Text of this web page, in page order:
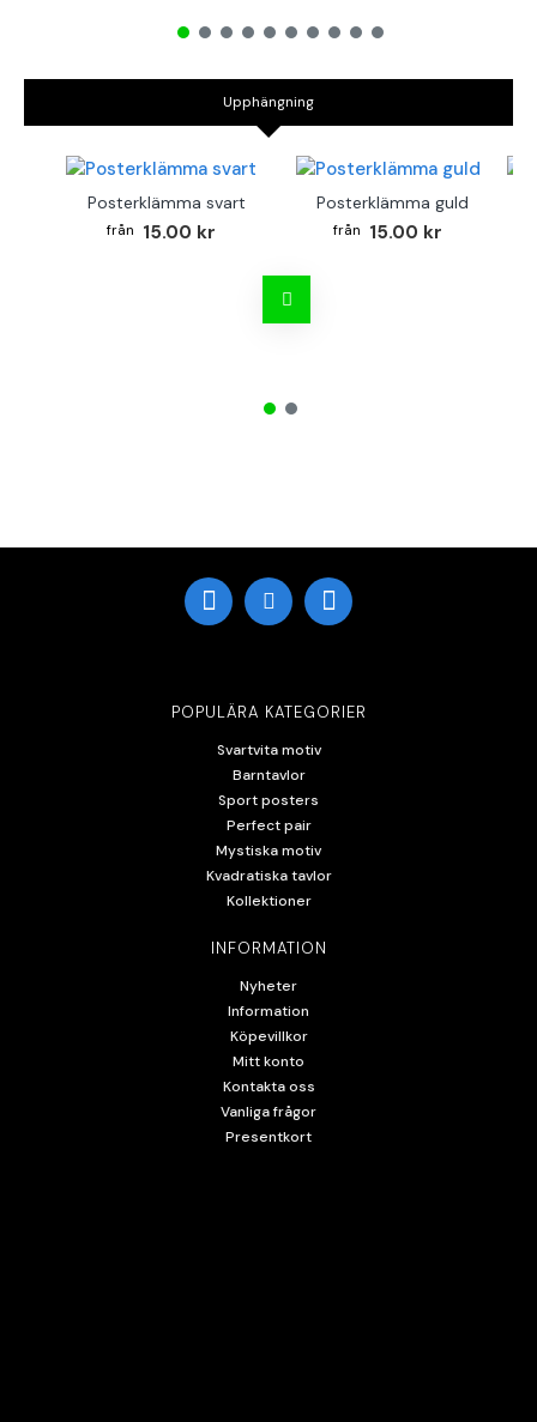
Upphängning
Posterklämma svart
15.00 kr
Posterklämma guld
15.00 kr
POPULÄRA KATEGORIER
Svartvita motiv
Barntavlor
Sport posters
Perfect pair
Mystiska motiv
Kvadratiska tavlor
Kollektioner
INFORMATION
Nyheter
Information
Köpevillkor
Mitt konto
Kontakta oss
Vanliga frågor
Presentkort